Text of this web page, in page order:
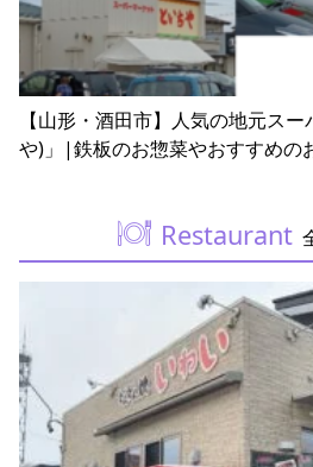
【山形・酒田市】人気の地元ス
や)」|鉄板のお惣菜やおすすめの
Restaurant